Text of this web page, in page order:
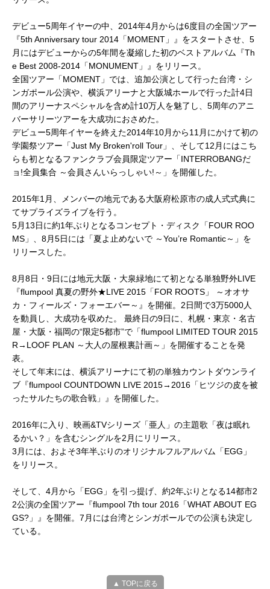
デビュー5周年イヤーの中、2014年4月からは6度目の全国ツアー
『5th Anniversary tour 2014「MOMENT」』をスタートさせ、5
月にはデビューからの5年間を凝縮した初のベストアルバム『Th
e Best 2008-2014「MONUMENT」』をリリース。
全国ツアー「MOMENT」では、追加公演として行った台湾・シ
ンガポール公演や、横浜アリーナと大阪城ホールで行った計4日
間のアリーナスペシャルを含め計10万人を魅了し、5周年のアニ
バーサリーツアーを大成功におさめた。
デビュー5周年イヤーを終えた2014年10月から11月にかけて初の
学園祭ツアー「Just My Broken'roll Tour」、そして12月にはこち
らも初となるファンクラブ会員限定ツアー「INTERROBANGだ
ョ!全員集合 ～会員さんいらっしゃい!～」を開催した。
2015年1月、メンバーの地元である大阪府松原市の成人式式典に
てサプライズライブを行う。
5月13日に約1年ぶりとなるコンセプト・ディスク「FOUR ROO
MS」、8月5日には「夏よ止めないで ～You’re Romantic～」を
リリースした。
8月8日・9日には地元大阪・大泉緑地にて初となる単独野外LIVE
『flumpool 真夏の野外★LIVE 2015「FOR ROOTS」 ～オオサ
カ・フィールズ・フォーエバー～』を開催。2日間で3万5000人
を動員し、大成功を収めた。 最終日の9日に、札幌・東京・名古
屋・大阪・福岡の“限定5都市”で「flumpool LIMITED TOUR 2015
R→LOOF PLAN ～大人の屋根裏計画～」を開催することを発
表。
そして年末には、横浜アリーナにて初の単独カウントダウンライ
ブ『flumpool COUNTDOWN LIVE 2015→2016「ヒツジの皮を被
ったサルたちの歌合戦」』を開催した。
2016年に入り、映画&TVシリーズ「亜人」の主題歌「夜は眠れ
るかい？」を含むシングルを2月にリリース。
3月には、およそ3年半ぶりのオリジナルフルアルバム「EGG」
をリリース。
そして、4月から「EGG」を引っ提げ、約2年ぶりとなる14都市2
2公演の全国ツアー『flumpool 7th tour 2016「WHAT ABOUT EG
GS?」』を開催。7月には台湾とシンガポールでの公演も決定し
ている。
▲ TOPに戻る